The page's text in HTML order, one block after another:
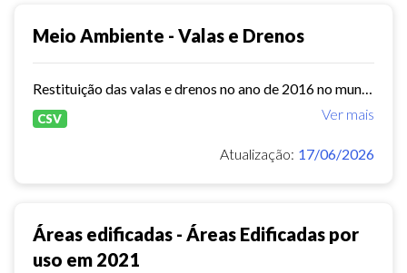
Meio Ambiente - Valas e Drenos
Ver mais
CSV
Atualização: 17/06/2026
Áreas edificadas - Áreas Edificadas por
uso em 2021